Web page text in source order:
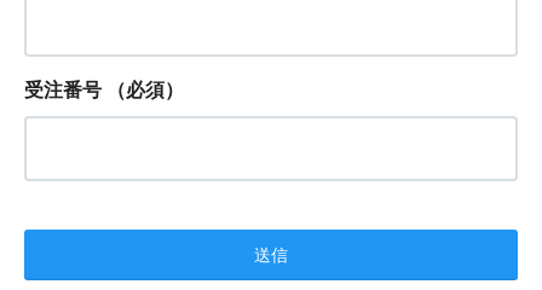
受注番号 （必須）